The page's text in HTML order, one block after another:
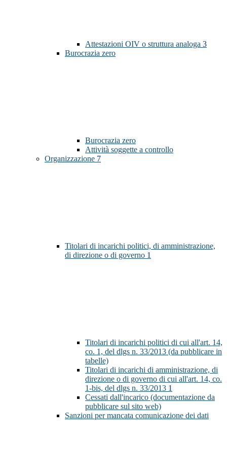
Attestazioni OIV o struttura analoga 3
Burocrazia zero
Burocrazia zero
Attività soggette a controllo
Organizzazione 7
Titolari di incarichi politici, di amministrazione,
di direzione o di governo 1
Titolari di incarichi politici di cui all'art. 14,
co. 1, del dlgs n. 33/2013 (da pubblicare in
tabelle)
Titolari di incarichi di amministrazione, di
direzione o di governo di cui all'art. 14, co.
1-bis, del dlgs n. 33/2013 1
Cessati dall'incarico (documentazione da
pubblicare sul sito web)
Sanzioni per mancata comunicazione dei dati